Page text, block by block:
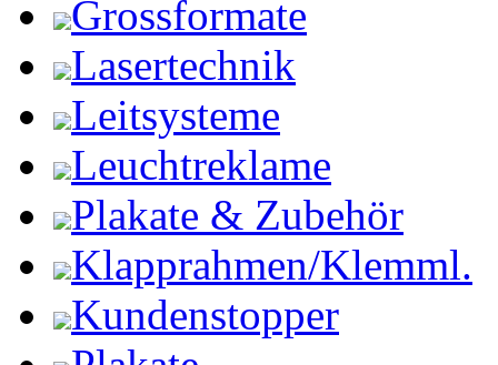
Grossformate
Lasertechnik
Leitsysteme
Leuchtreklame
Plakate & Zubehör
Klapprahmen/Klemml.
Kundenstopper